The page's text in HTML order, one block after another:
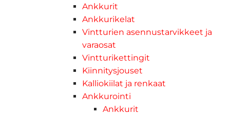
Ankkurit
Ankkurikelat
Vintturien asennustarvikkeet ja
varaosat
Vintturikettingit
Kiinnitysjouset
Kalliokiilat ja renkaat
Ankkurointi
Ankkurit